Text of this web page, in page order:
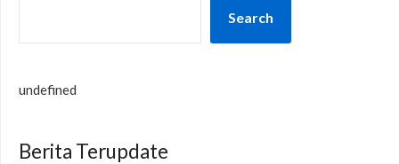
Search
undefined
Berita Terupdate